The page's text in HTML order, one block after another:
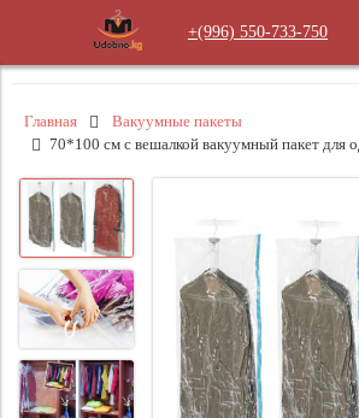
+(996) 550‑733‑750
Главная
Вакуумные пакеты
70*100 см с вешалкой вакуумный пакет для